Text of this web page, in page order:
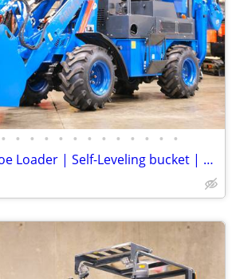
• • • • • • • • • • • • •
Rippa RB-06 Backhoe Loader | Self-Leveling bucket | Kubota D1105